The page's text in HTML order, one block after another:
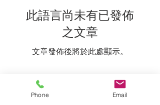
此語言尚未有已發佈
之文章
文章發佈後將於此處顯示。
准备好与我们一起开始您的旅程了
Phone Email